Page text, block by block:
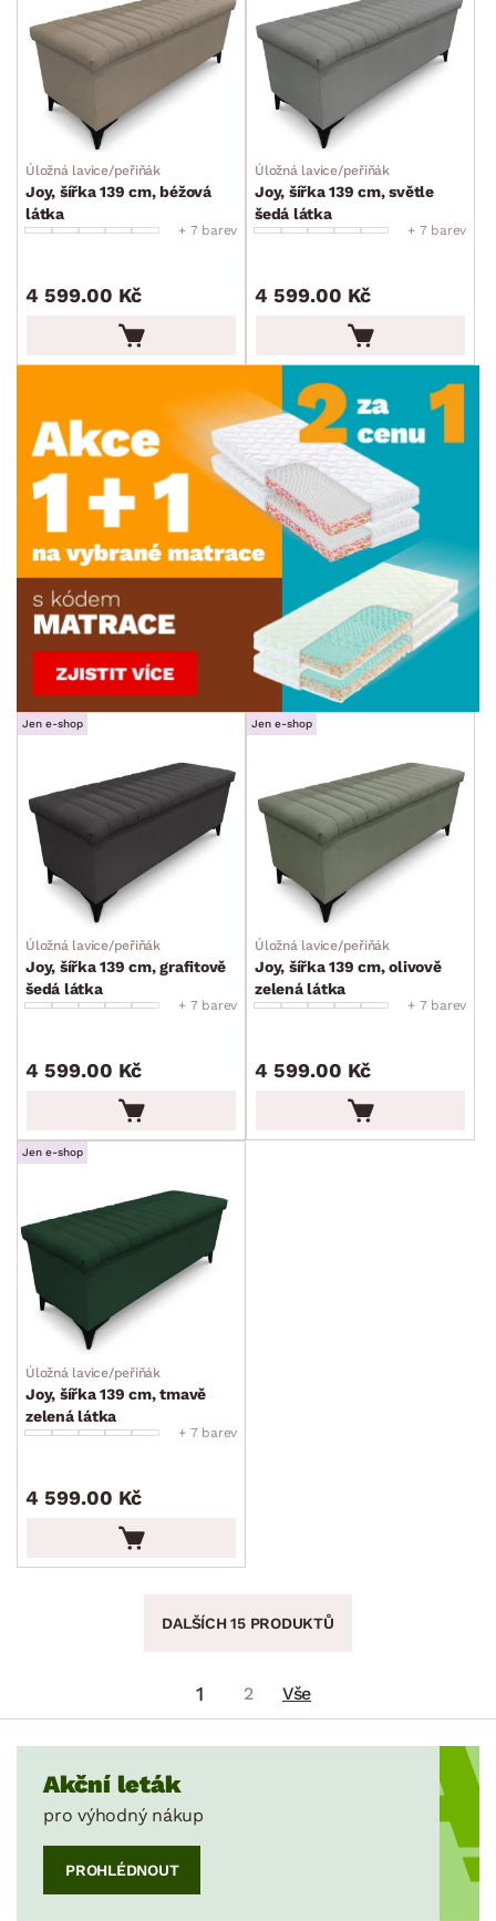
Úložná lavice/peřiňák
Joy, šířka 139 cm, béžová
látka
+ 7 barev
4 599.00 Kč
Úložná lavice/peřiňák
Joy, šířka 139 cm, světle
šedá látka
+ 7 barev
4 599.00 Kč
Jen e-shop
Úložná lavice/peřiňák
Joy, šířka 139 cm, grafitově
šedá látka
+ 7 barev
4 599.00 Kč
Jen e-shop
Úložná lavice/peřiňák
Joy, šířka 139 cm, olivově
zelená látka
+ 7 barev
4 599.00 Kč
Jen e-shop
Úložná lavice/peřiňák
Joy, šířka 139 cm, tmavě
zelená látka
+ 7 barev
4 599.00 Kč
DALŠÍCH 15 PRODUKTŮ
1 2 Vše
Akční leták
pro výhodný nákup
PROHLÉDNOUT